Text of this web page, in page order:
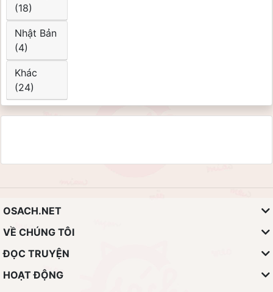
(18)
Nhật Bản
(4)
Khác
(24)
OSACH.NET
VỀ CHÚNG TÔI
ĐỌC TRUYỆN
HOẠT ĐỘNG